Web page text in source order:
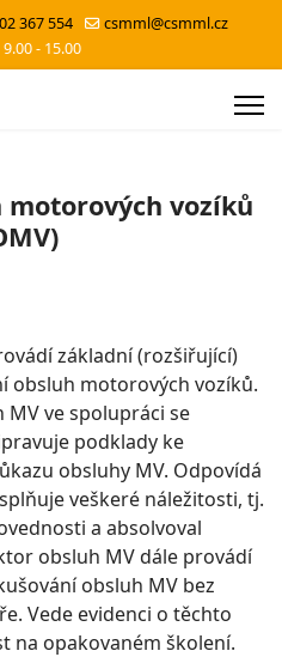
367 554
csmml@csmml.cz
- 15.00
vozíků
základní (rozšiřující)
obsluh motorových vozíků.
ve spolupráci se
podklady ke
obsluhy MV. Odpovídá
veškeré náležitosti, tj.
a absolvoval
obsluh MV dále provádí
obsluh MV bez
Vede evidenci o těchto
na opakovaném školení.